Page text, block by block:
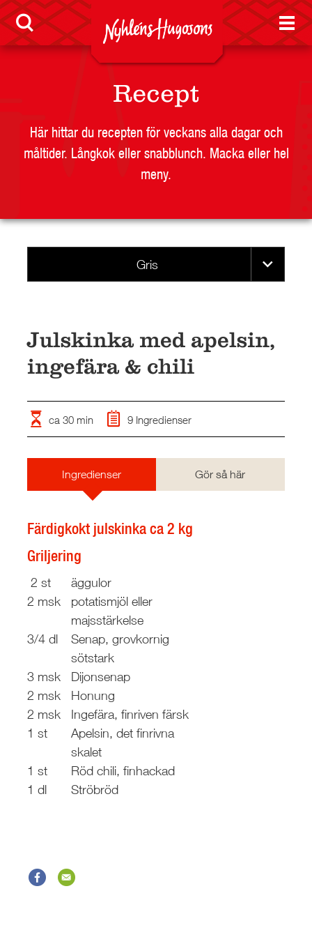
Konsumentreklamation
Visselblåsarfunktion
Jobb
LEVERANTÖR
SKOLA
JOBB
KONTAKT
Recept
Här hittar du recepten för veckans alla dagar och
måltider. Långkok eller snabblunch. Macka eller hel
meny.
Gris
Julskinka med apelsin,
ingefära & chili
ca 30 min 9 Ingredienser
Ingredienser Gör så här
Färdigkokt julskinka ca 2 kg
Griljering
2 st
äggulor
2 msk
potatismjöl eller
majsstärkelse
3/4 dl
Senap, grovkornig
sötstark
3 msk
Dijonsenap
2 msk
Honung
2 msk
Ingefära, finriven färsk
1 st
Apelsin, det finrivna
skalet
1 st
Röd chili, finhackad
1 dl
Ströbröd